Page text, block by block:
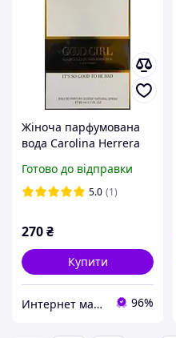
Жіноча парфумована
вода Carolina Herrera
(Кароліна Херрера Гуд
Гел Вайт) 80 мл
Готово до відправки
5.0 (1)
270₴
Купити
Интернет магазин "Aroma Glamour" 96%